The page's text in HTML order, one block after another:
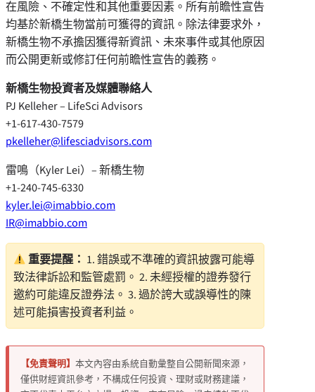
在風險、不確定性和其他重要因素。所有前瞻性宣告
均基於新橋生物當前可獲得的資訊。除法律要求外，
新橋生物不承擔因獲得新資訊、未來事件或其他原因
而公開更新或修訂任何前瞻性宣告的義務。
新橋生物投資者及媒體聯絡人
PJ Kelleher – LifeSci Advisors
+1-617-430-7579
pkelleher@lifesciadvisors.com
雷鳴（Kyler Lei）– 新橋生物
+1-240-745-6330
kyler.lei@imabbio.com
IR@imabbio.com
重要提醒： 1. 錯誤或不準確的資訊披露可能導
致法律訴訟和監管處罰。 2. 未經授權的證券發行
邀約可能違反證券法。 3. 過於誇大或誤導性的陳
述可能損害投資者利益。
【免責聲明】 本文內容由系統自動彙整自公開新聞來源，
僅供財經資訊參考，不構成任何投資、理財或財務建議，